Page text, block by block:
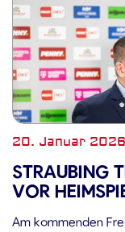
20. Januar 2026
STRAUBING
VOR
Am kommenden